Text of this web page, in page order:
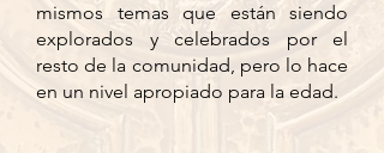
mismos temas que están siendo
explorados y celebrados por el
resto de la comunidad, pero lo hace
en un nivel apropiado para la edad.